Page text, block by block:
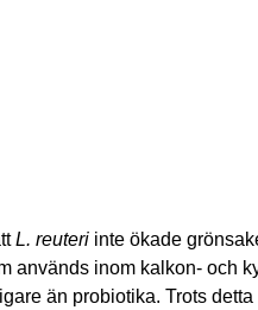
L. reuteri inte ökade
används inom kalkon- och
än probiotika. Trots